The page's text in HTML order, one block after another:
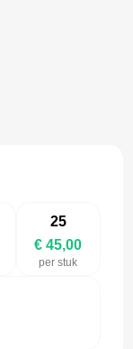
25
€ 45,00
per stuk